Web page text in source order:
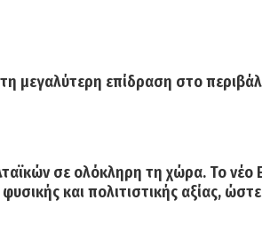
επίδραση στο
σε ολόκληρη τη χώρα. Το νέο
και πολιτιστικής αξίας,